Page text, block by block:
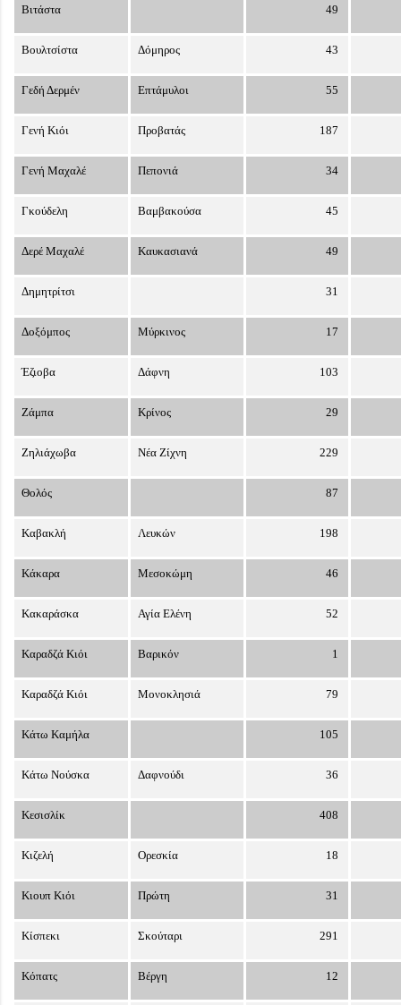
Βιτάστα 49
Βουλτσίστα Δόμηρος 43
Γεδή Δερμέν Επτάμυλοι 55
Γενή Κιόι Προβατάς 187
Γενή Μαχαλέ Πεπονιά 34
Γκούδελη Βαμβακούσα 45
Δερέ Μαχαλέ Καυκασιανά 49
Δημητρίτσι 31
Δοξόμπος Μύρκινος 17
Έζιοβα Δάφνη 103
Ζάμπα Κρίνος 29
Ζηλιάχωβα Νέα Ζίχνη 229
Θολός 87
Καβακλή Λευκών 198
Κάκαρα Μεσοκώμη 46
Κακαράσκα Αγία Ελένη 52
Καραδζά Κιόι Βαρικόν 1
Καραδζά Κιόι Μονοκλησιά 79
Κάτω Καμήλα 105
Κάτω Νούσκα Δαφνούδι 36
Κεσισλίκ 408
Κιζελή Ορεσκία 18
Κιουπ Κιόι Πρώτη 31
Κίσπεκι Σκούταρι 291
Κόπατς Βέργη 12